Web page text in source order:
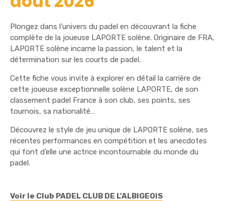
Plongez dans l’univers du padel en découvrant la fiche
complète de la joueuse LAPORTE solène. Originaire de FRA,
LAPORTE solène incarne la passion, le talent et la
détermination sur les courts de padel.
Cette fiche vous invite à explorer en détail la carrière de
cette joueuse exceptionnelle solène LAPORTE, de son
classement padel France à son club, ses points, ses
tournois, sa nationalité…
Découvrez le style de jeu unique de LAPORTE solène, ses
récentes performances en compétition et les anecdotes
qui font d’elle une actrice incontournable du monde du
padel.
Voir le Club PADEL CLUB DE L'ALBIGEOIS